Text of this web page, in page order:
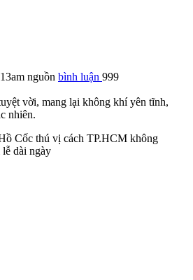
nguồn bình luận 999
vời, mang lại không khí yên tĩnh,
nhiên.